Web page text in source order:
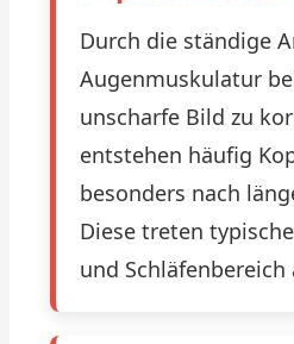
Durch die ständige
Augenmuskulatur
unscharfe Bild zu
entstehen häufig
besonders nach
Diese treten
und Schläfenbereich